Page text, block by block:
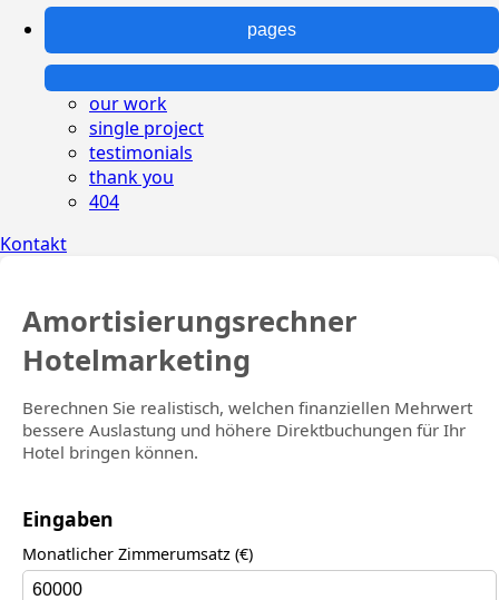
pages
our work
single project
testimonials
thank you
404
Kontakt
Amortisierungsrechner
Hotelmarketing
Berechnen Sie realistisch, welchen finanziellen Mehrwert
bessere Auslastung und höhere Direktbuchungen für Ihr
Hotel bringen können.
Eingaben
Monatlicher Zimmerumsatz (€)